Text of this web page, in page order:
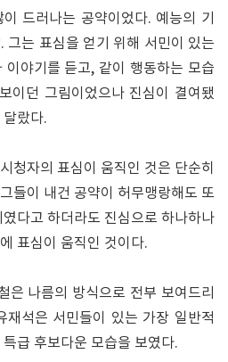
드러나는 공약이었다. 예능의 기
그는 표심을 얻기 위해 서민이 있는
이야기를 듣고, 같이 행동하는 모습
이던 그림이었으나 진심이 결여됐
랐다.
청자의 표심이 움직인 것은 단순히
들이 내건 공약이 허무맹랑해도 또
다고 하더라도 진심으로 하나하나
표심이 움직인 것이다.
은 나름의 방식으로 전부 보여드리
재석은 서민들이 있는 가장 일반적
급 후보다운 모습을 보였다.